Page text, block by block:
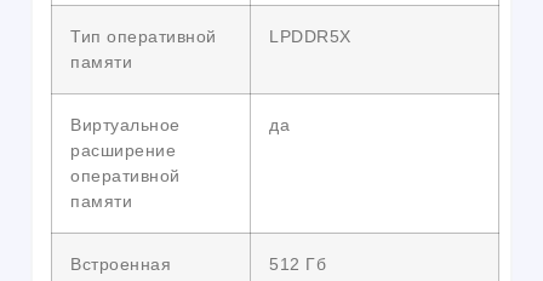
Тип оперативной
памяти
LPDDR5X
Виртуальное
расширение
оперативной
памяти
да
Встроенная
512 Гб